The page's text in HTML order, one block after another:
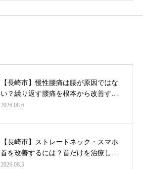
【長崎市】慢性腰痛は腰が原因ではな
い？繰り返す腰痛を根本から改善す…
2026.08.6
【長崎市】ストレートネック・スマホ
首を改善するには？首だけを治療し…
2026.08.5